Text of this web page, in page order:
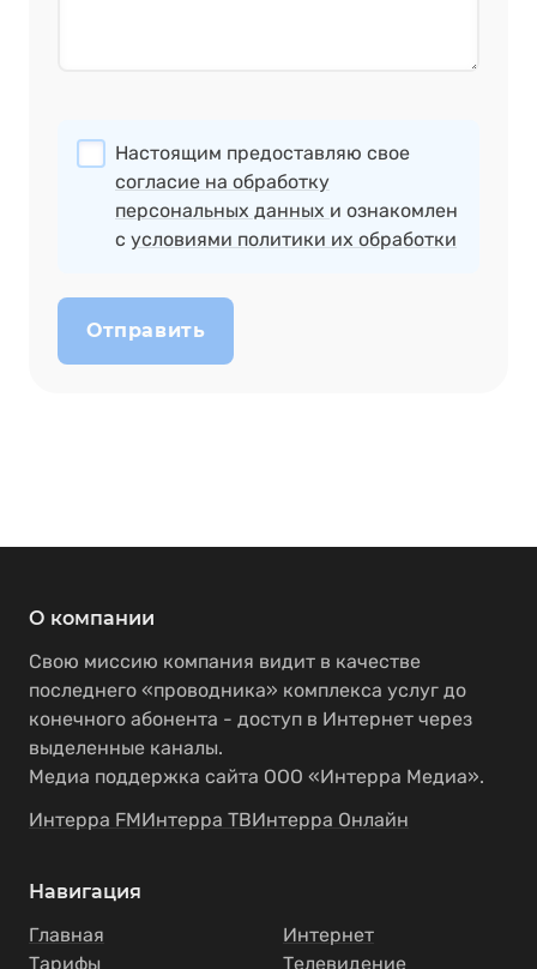
Настоящим предоставляю свое
согласие на обработку
персональных данных и ознакомлен
с условиями политики их обработки
Отправить
О компании
Свою миссию компания видит в качестве
последнего «проводника» комплекса услуг до
конечного абонента - доступ в Интернет через
выделенные каналы.
Медиа поддержка сайта ООО «Интерра Медиа».
Интерра FMИнтерра ТВИнтерра Онлайн
Навигация
Главная
Тарифы
Интернет
Телевидение